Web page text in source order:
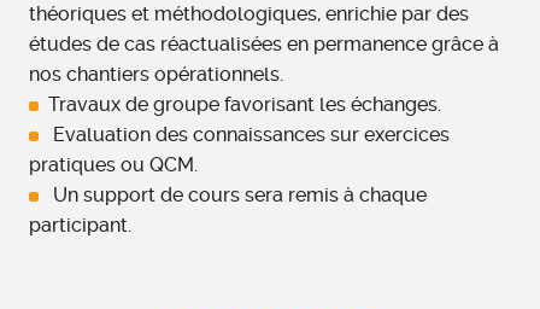
théoriques et méthodologiques, enrichie par des
études de cas réactualisées en permanence grâce à
nos chantiers opérationnels.
Travaux de groupe favorisant les échanges.
Evaluation des connaissances sur exercices
pratiques ou QCM.
Un support de cours sera remis à chaque
participant.